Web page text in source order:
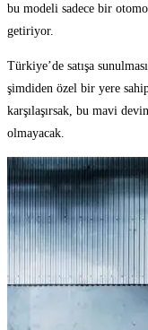
bu modeli sadece bir
getiriyor.
Türkiye’de satışa
şimdiden özel bir yere
karşılaşırsak, bu mavi
olmayacak.